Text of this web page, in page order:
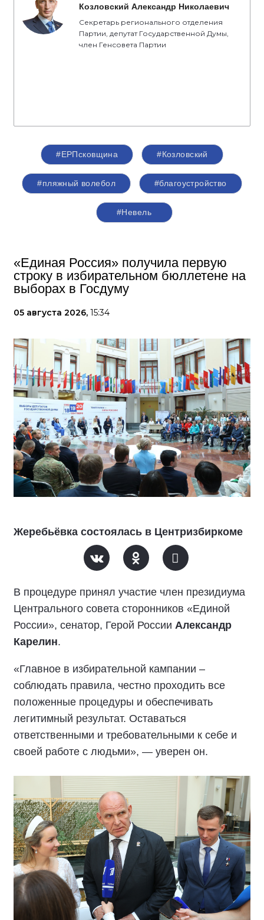
Козловский Александр Николаевич
Секретарь регионального отделения
Партии, депутат Государственной Думы,
член Генсовета Партии
#ЕРПсковщина #Козловский
#пляжный волебол #благоустройство
#Невель
«Единая Россия» получила первую
строку в избирательном бюллетене на
выборах в Госдуму
05 августа 2026, 15:34
Жеребьёвка состоялась в Центризбиркоме
В процедуре принял участие член президиума
Центрального совета сторонников «Единой
России», сенатор, Герой России Александр
Карелин.
«Главное в избирательной кампании –
соблюдать правила, честно проходить все
положенные процедуры и обеспечивать
легитимный результат. Оставаться
ответственными и требовательными к себе и
своей работе с людьми», — уверен он.